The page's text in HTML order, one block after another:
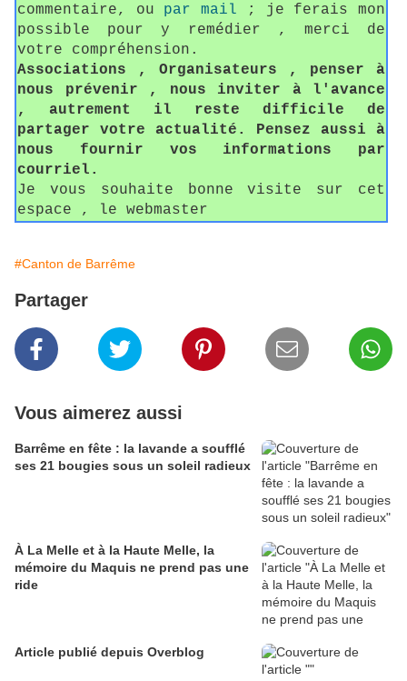
commentaire, ou par mail ; je ferais mon
possible pour y remédier , merci de
votre compréhension.
Associations , Organisateurs , penser à
nous prévenir , nous inviter à l'avance
, autrement il reste difficile de
partager votre actualité. Pensez aussi à
nous fournir vos informations par
courriel.
Je vous souhaite bonne visite sur cet
espace , le webmaster
#Canton de Barrême
Partager
Vous aimerez aussi
Barrême en fête : la lavande a soufflé
ses 21 bougies sous un soleil radieux
À La Melle et à la Haute Melle, la
mémoire du Maquis ne prend pas une
ride
Article publié depuis Overblog